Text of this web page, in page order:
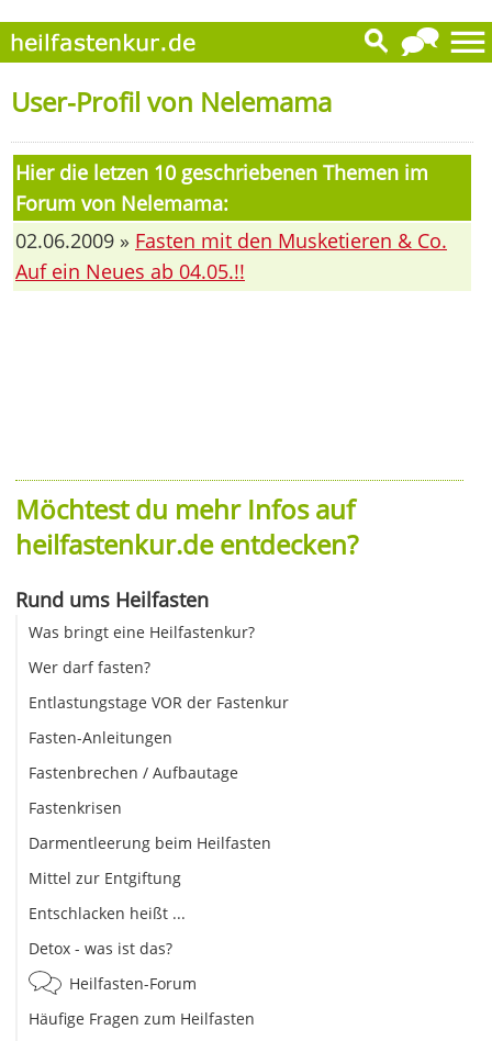
User-Profil von Nelemama
Hier die letzen 10 geschriebenen Themen im
Forum von Nelemama:
02.06.2009 » Fasten mit den Musketieren & Co.
Auf ein Neues ab 04.05.!!
Möchtest du mehr Infos auf
heilfastenkur.de entdecken?
Rund ums Heilfasten
Was bringt eine Heilfastenkur?
Wer darf fasten?
Entlastungstage VOR der Fastenkur
Fasten-Anleitungen
Fastenbrechen / Aufbautage
Fastenkrisen
Darmentleerung beim Heilfasten
Mittel zur Entgiftung
Entschlacken heißt ...
Detox - was ist das?
Heilfasten-Forum
Häufige Fragen zum Heilfasten